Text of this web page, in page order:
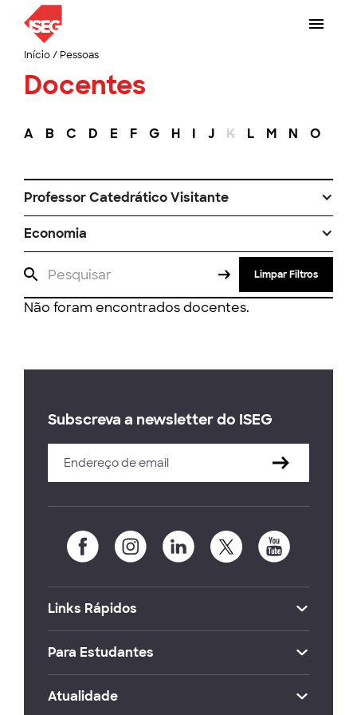
Início/ Pessoas
Docentes
A B C D E F G H I J K L M N O
Professor Catedrático Visitante
Economia
Limpar Filtros
Não foram encontrados docentes.
Subscreva a newsletter do ISEG
Links Rápidos
Para Estudantes
Atualidade